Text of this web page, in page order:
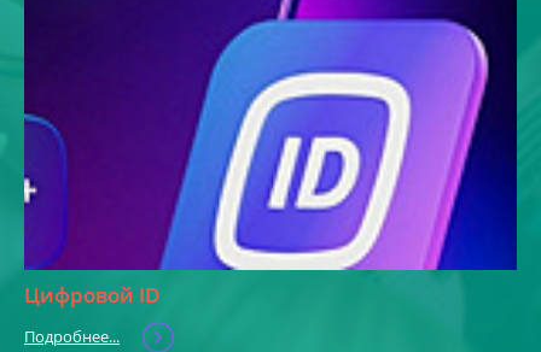
Цифровой ID
Подробнее...